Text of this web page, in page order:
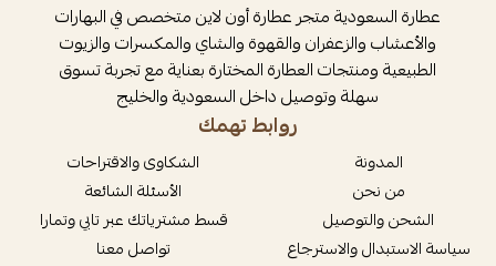
عطارة السعودية متجر عطارة أون لاين متخصص في البهارات
والأعشاب والزعفران والقهوة والشاي والمكسرات والزيوت
الطبيعية ومنتجات العطارة المختارة بعناية مع تجربة تسوق
سهلة وتوصيل داخل السعودية والخليج
روابط تهمك
المدونة
من نحن
الشحن والتوصيل
سياسة الاستبدال والاسترجاع
الشكاوى والاقتراحات
الأسئلة الشائعة
قسط مشترياتك عبر تابي وتمارا
تواصل معنا